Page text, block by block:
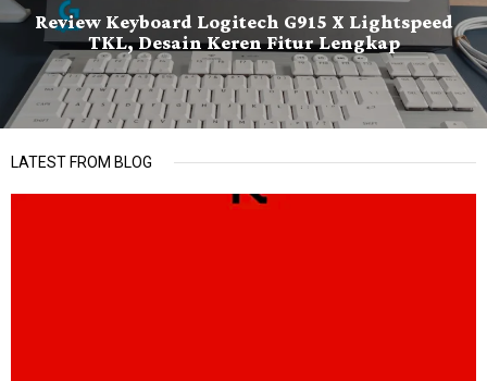
Review Keyboard Logitech G915 X Lightspeed
TKL, Desain Keren Fitur Lengkap
LATEST FROM BLOG